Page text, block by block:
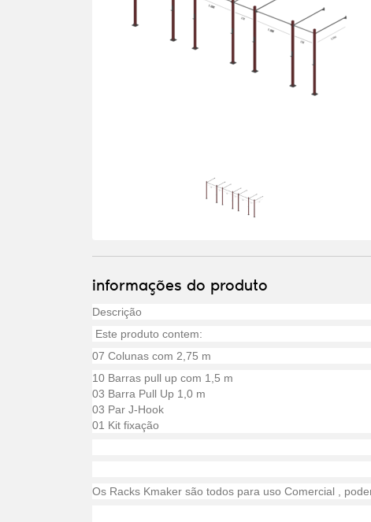
informações do produto
Descrição
Este produto contem:
07 Colunas com 2,75 m
10 Barras pull up com 1,5 m
03 Barra Pull Up 1,0 m
03 Par J-Hook
01 Kit fixação
Os Racks Kmaker são todos para uso Comercial ,